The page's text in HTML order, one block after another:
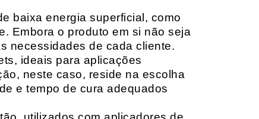
baixa energia superficial, como
Embora o produto em si não seja
necessidades de cada cliente.
ideais para aplicações
neste caso, reside na escolha
e tempo de cura adequados